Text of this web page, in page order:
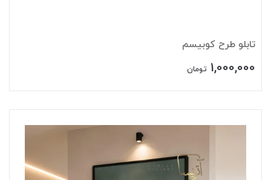
تابلو طرح کوبیسم
1,000,000 تومان